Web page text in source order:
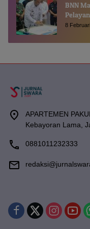
BNN
8
APARTEMEN
Kebayoran Lama,
0881011232333